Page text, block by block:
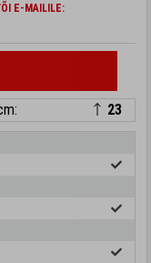
E-MAILILE:
23